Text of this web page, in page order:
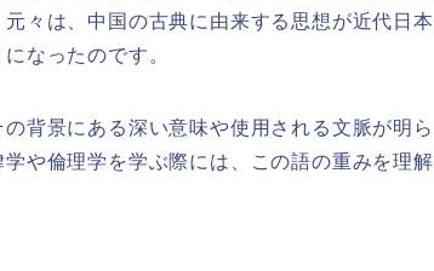
々は、中国の古典に由来する思想が近代日本
なったのです。
背景にある深い意味や使用される文脈が明ら
や倫理学を学ぶ際には、この語の重みを理解